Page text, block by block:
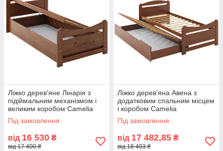
Ліжко дерев'яне Лінарія з
підіймальним механізмом і
великим коробом Camelia
Під замовлення
від 16 530 ₴
від 17 400 ₴
Ліжко дерев'яна Авена з
додатковим спальним місцем
і коробом Camelia
Під замовлення
від 17 482,85 ₴
від 18 403 ₴